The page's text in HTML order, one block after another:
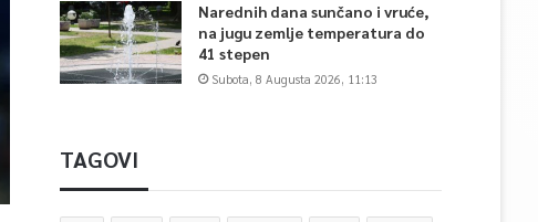
Narednih dana sunčano i vruće,
na jugu zemlje temperatura do
41 stepen
Subota, 8 Augusta 2026, 11:13
TAGOVI